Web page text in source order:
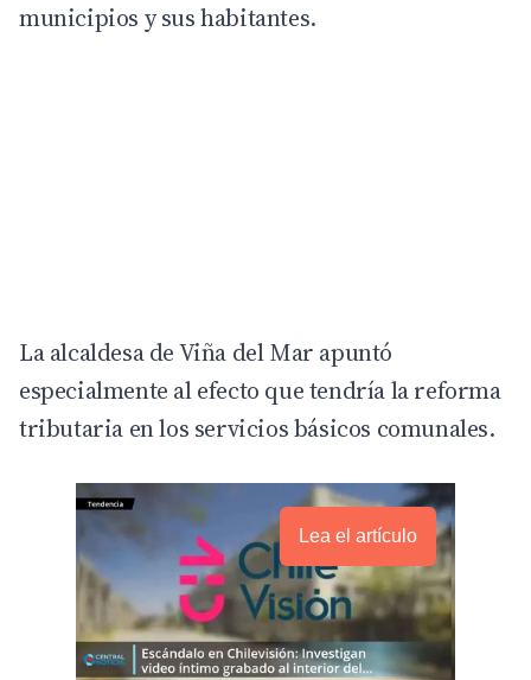
municipios y sus habitantes.
La alcaldesa de Viña del Mar apuntó
especialmente al efecto que tendría la reforma
tributaria en los servicios básicos comunales.
Lea el artículo